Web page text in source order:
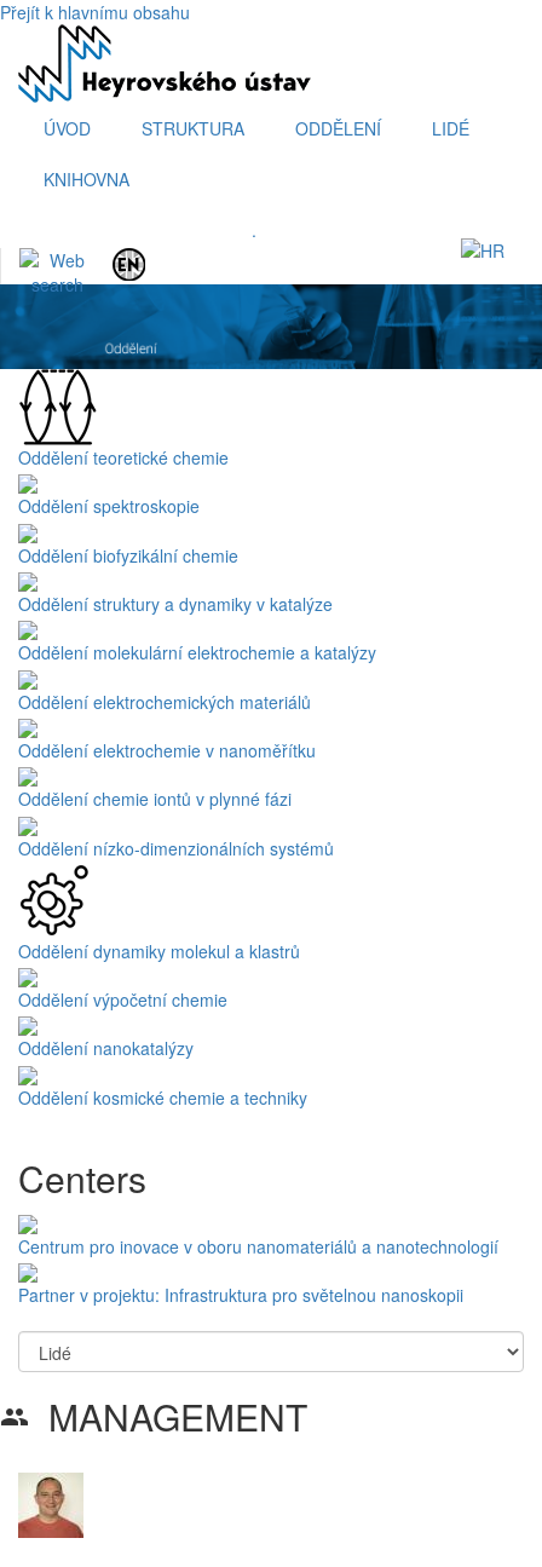
Přejít k hlavnímu obsahu
ÚVOD STRUKTURA ODDĚLENÍ LIDÉ
KNIHOVNA
.
Oddělení teoretické chemie
Oddělení spektroskopie
Oddělení biofyzikální chemie
Oddělení struktury a dynamiky v katalýze
Oddělení molekulární elektrochemie a katalýzy
Oddělení elektrochemických materiálů
Oddělení elektrochemie v nanoměřítku
Oddělení chemie iontů v plynné fázi
Oddělení nízko-dimenzionálních systémů
Oddělení dynamiky molekul a klastrů
Oddělení výpočetní chemie
Oddělení nanokatalýzy
Oddělení kosmické chemie a techniky
Centers
Centrum pro inovace v oboru nanomateriálů a nanotechnologií
Partner v projektu: Infrastruktura pro světelnou nanoskopii
group MANAGEMENT